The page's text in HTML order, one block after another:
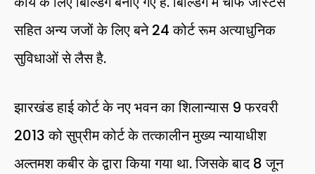
सहित अन्य जजों के लिए बने 24 कोर्ट रूम अत्याधुनिक
सुविधाओं से लैस है.
झारखंड हाई कोर्ट के नए भवन का शिलान्यास 9 फरवरी
2013 को सुप्रीम कोर्ट के तत्कालीन मुख्य न्यायाधीश
अल्तमश कबीर के द्वारा किया गया था. जिसके बाद 8 जून